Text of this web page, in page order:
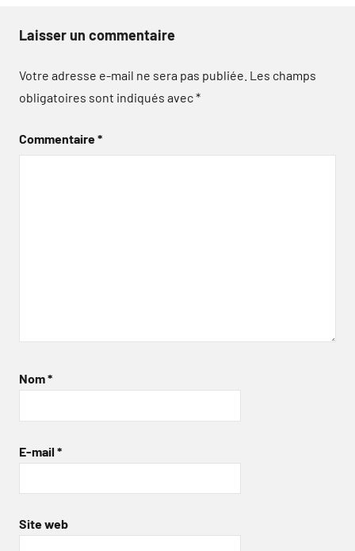
Laisser un commentaire
Votre adresse e-mail ne sera pas publiée. Les champs
obligatoires sont indiqués avec*
Commentaire*
Nom*
E-mail *
Site web